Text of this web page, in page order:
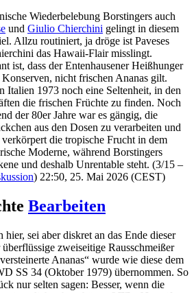
Wiederbelebung Borstingers auch
und Giulio Chierchini gelingt in diesem
Allzu routiniert, ja dröge ist Paveses
das Hawaii-Flair misslingt.
ist, dass der Entenhausener Heißhunger
nicht frischen Ananas gilt.
Italien 1973 noch eine Seltenheit, in den
die frischen Früchte zu finden. Noch
der 80er Jahre war es gängig, die
aus den Dosen zu verarbeiten und
die tropische Frucht in dem
Moderne, während Borstingers
und deshalb Unrentable steht. (3/15 –
) 22:50, 25. Mai 2026 (CEST)
Bearbeiten
hier, sei aber diskret an das Ende dieser
zweiseitige Rausschmeißer
Ananas“ wurde wie diese dem
SS 34 (Oktober 1979) übernommen. So
nur selten sagen: Besser, wenn die